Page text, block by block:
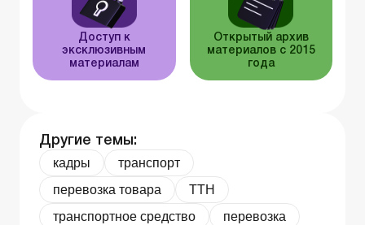
Доступ к
эксклюзивным
материалам
Открытый архив
материалов с 2015
года
Другие темы:
кадры
транспорт
перевозка товара
ТТН
транспортное средство
перевозка